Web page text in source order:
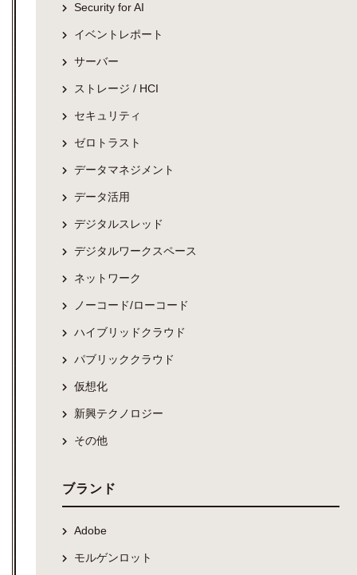
Security for AI
イベントレポート
サーバー
ストレージ / HCI
セキュリティ
ゼロトラスト
データマネジメント
データ活用
デジタルスレッド
デジタルワークスペース
ネットワーク
ノーコード/ローコード
ハイブリッドクラウド
パブリッククラウド
仮想化
新興テクノロジー
その他
ブランド
Adobe
モルゲンロット